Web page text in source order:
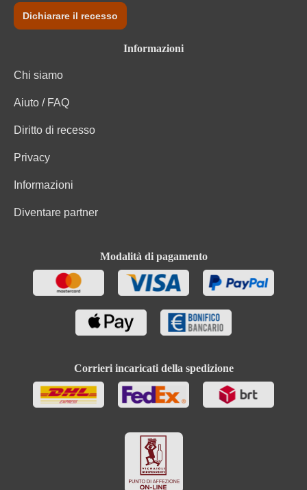
Dichiarare il recesso
Informazioni
Chi siamo
Aiuto / FAQ
Diritto di recesso
Privacy
Informazioni
Diventare partner
Modalità di pagamento
Corrieri incaricati della spedizione